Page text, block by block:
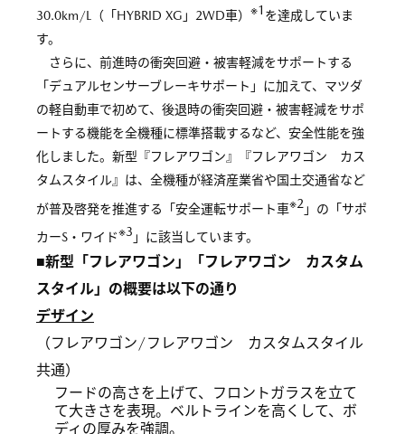
30.0km/L（「HYBRID XG」2WD車） ※1 を達成していま
す。
さらに、前進時の衝突回避・被害軽減をサポートする
「デュアルセンサーブレーキサポート」に加えて、マツダ
の軽自動車で初めて、後退時の衝突回避・被害軽減をサポ
ートする機能を全機種に標準搭載するなど、安全性能を強
化しました。新型『フレアワゴン』『フレアワゴン カス
タムスタイル』は、全機種が経済産業省や国土交通省など
が普及啓発を推進する「安全運転サポート車※2 」の「サポ
カーS・ワイド※3 」に該当しています。
■新型「フレアワゴン」「フレアワゴン カスタム
スタイル」の概要は以下の通り
デザイン
（フレアワゴン/フレアワゴン カスタムスタイル
共通）
フードの高さを上げて、フロントガラスを立て
て大きさを表現。ベルトラインを高くして、ボ
ディの厚みを強調。